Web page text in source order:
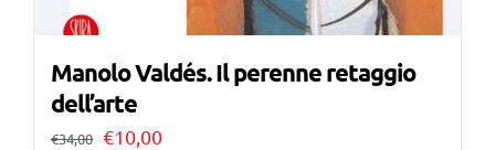
Manolo Valdés. Il perenne retaggio
dell’arte
€34,00 Il
€10,00Il